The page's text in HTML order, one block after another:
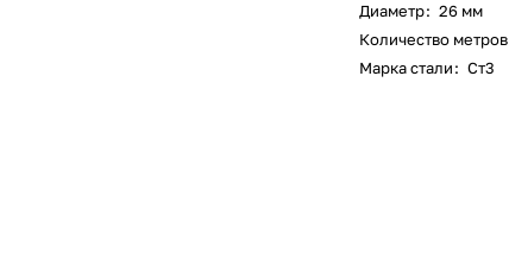
Диаметр: 26 мм
Количество метров
Марка стали: Ст3